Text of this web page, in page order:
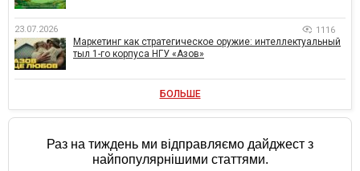
23.07.2026 1116
Маркетинг как стратегическое оружие: интеллектуальный
тыл 1-го корпуса НГУ «Азов»
БОЛЬШЕ
Раз на тиждень ми відправляємо дайджест з
найпопулярнішими статтями.